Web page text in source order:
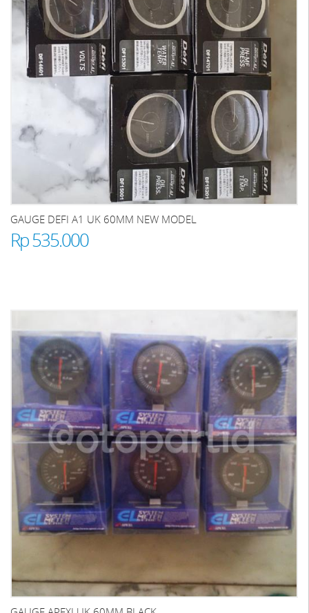
GAUGE DEFI A1 UK 60MM NEW MODEL
Rp 535.000